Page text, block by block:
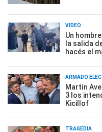
VIDEO
Un
la salida
hacés el
ARMADO
Martín
3 los
Kicillof
TRAGEDIA